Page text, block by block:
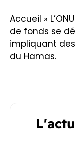
Accueil »
de fonds se
impliquant
du Hamas.